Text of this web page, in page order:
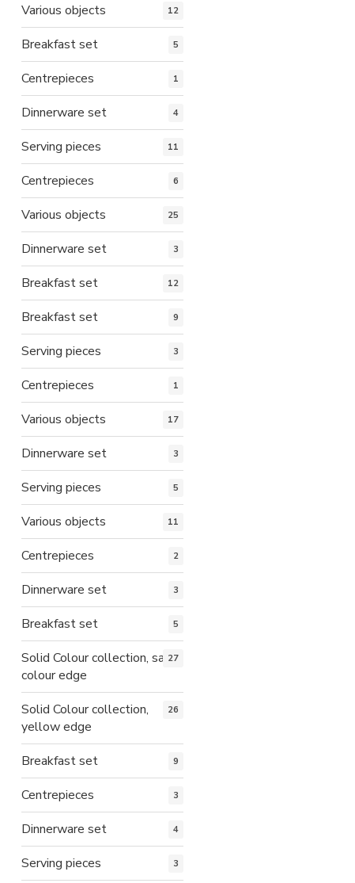
Various objects 12
Breakfast set 5
Centrepieces 1
Dinnerware set 4
Serving pieces 11
Centrepieces 6
Various objects 25
Dinnerware set 3
Breakfast set 12
Breakfast set 9
Serving pieces 3
Centrepieces 1
Various objects 17
Dinnerware set 3
Serving pieces 5
Various objects 11
Centrepieces 2
Dinnerware set 3
Breakfast set 5
Solid Colour collection, same
colour edge
27
Solid Colour collection,
yellow edge
26
Breakfast set 9
Centrepieces 3
Dinnerware set 4
Serving pieces 3